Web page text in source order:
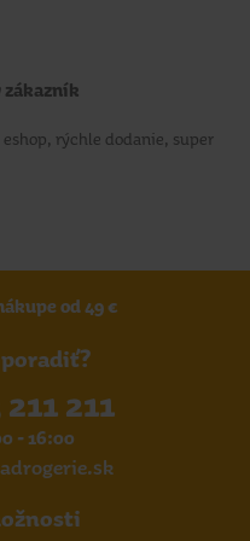
zákazník
rýchle dodanie, super
od 49 €
211
- 16:00